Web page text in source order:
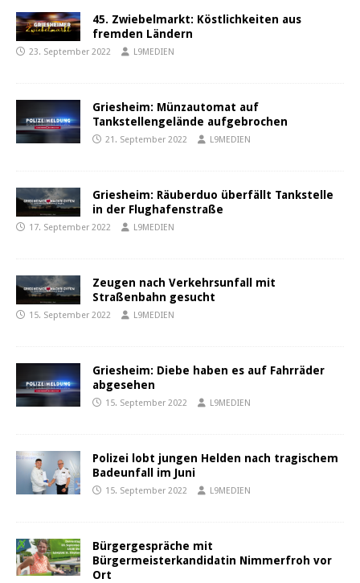
45. Zwiebelmarkt: Köstlichkeiten aus
fremden Ländern
23. September 2022 L9MEDIEN
Griesheim: Münzautomat auf
Tankstellengelände aufgebrochen
21. September 2022 L9MEDIEN
Griesheim: Räuberduo überfällt Tankstelle
in der Flughafenstraße
17. September 2022 L9MEDIEN
Zeugen nach Verkehrsunfall mit
Straßenbahn gesucht
15. September 2022 L9MEDIEN
Griesheim: Diebe haben es auf Fahrräder
abgesehen
15. September 2022 L9MEDIEN
Polizei lobt jungen Helden nach tragischem
Badeunfall im Juni
15. September 2022 L9MEDIEN
Bürgergespräche mit
Bürgermeisterkandidatin Nimmerfroh vor
Ort